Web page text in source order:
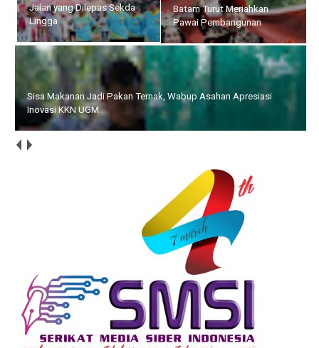
Jalan yang Dilepas Sekda
Lingga
Batam Turut Meriahkan
Pawai Pembangunan
Sisa Makanan Jadi Pakan Ternak, Wabup Asahan Apresiasi
Inovasi KKN UGM